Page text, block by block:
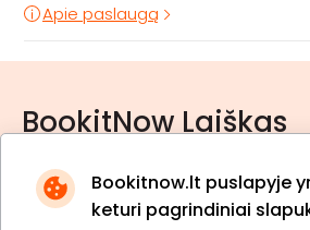
Bookitnow.lt puslapyje
keturi pagrindiniai
Apie paslaugą
BookitNow Laiškas